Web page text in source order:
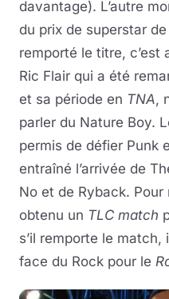
davantage). L’autre
du prix de superstar
remporté le titre, c’est
Ric Flair qui a été
et sa période en TNA,
parler du Nature Boy.
permis de défier Punk
entraîné l’arrivée de
No et de Ryback.
obtenu un TLC match
s’il remporte le match,
face du Rock pour le